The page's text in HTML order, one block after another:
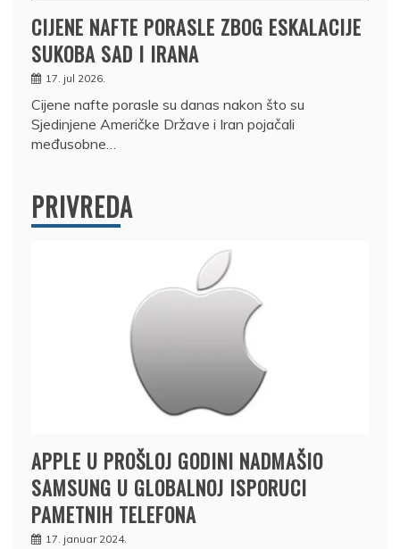
CIJENE NAFTE PORASLE ZBOG ESKALACIJE
SUKOBA SAD I IRANA
17. jul 2026.
Cijene nafte porasle su danas nakon što su
Sjedinjene Američke Države i Iran pojačali
međusobne…
PRIVREDA
APPLE U PROŠLOJ GODINI NADMAŠIO
SAMSUNG U GLOBALNOJ ISPORUCI
PAMETNIH TELEFONA
17. januar 2024.